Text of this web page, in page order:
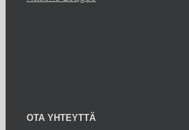
OTA YHTEYTTÄ